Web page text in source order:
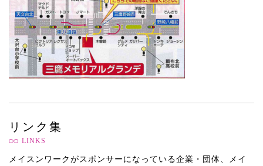
リンク集
LINKS
メイスンワークがスポンサーになっている企業・団体、メイ